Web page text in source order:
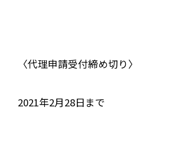
〈代理申請受付締め切り〉
2021年2月28日まで